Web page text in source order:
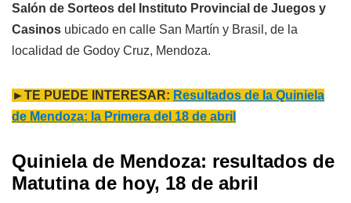
Salón de Sorteos del Instituto Provincial de Juegos y
Casinos ubicado en calle San Martín y Brasil, de la
localidad de Godoy Cruz, Mendoza.
►TE PUEDE INTERESAR: Resultados de la Quiniela
de Mendoza: la Primera del 18 de abril
Quiniela de Mendoza: resultados de
Matutina de hoy, 18 de abril